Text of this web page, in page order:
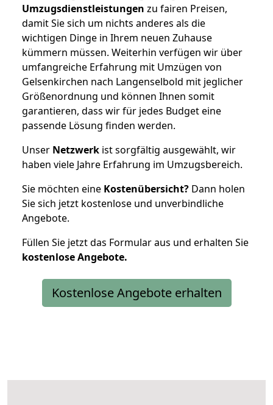
Umzugsdienstleistungen zu fairen Preisen,
damit Sie sich um nichts anderes als die
wichtigen Dinge in Ihrem neuen Zuhause
kümmern müssen. Weiterhin verfügen wir über
umfangreiche Erfahrung mit Umzügen von
Gelsenkirchen nach Langenselbold mit jeglicher
Größenordnung und können Ihnen somit
garantieren, dass wir für jedes Budget eine
passende Lösung finden werden.
Unser Netzwerk ist sorgfältig ausgewählt, wir
haben viele Jahre Erfahrung im Umzugsbereich.
Sie möchten eine Kostenübersicht? Dann holen
Sie sich jetzt kostenlose und unverbindliche
Angebote.
Füllen Sie jetzt das Formular aus und erhalten Sie
kostenloseAngebote.
Kostenlose Angebote erhalten